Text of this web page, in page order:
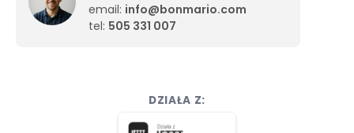
DZIAŁA Z:
email: info@bonmario.com
tel: 505 331 007